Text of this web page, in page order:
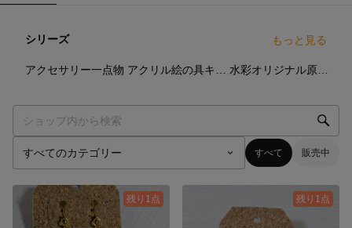
シリーズ もっと見る
アクセサリー一点物
すべて 販売中
残り1点 残り1点